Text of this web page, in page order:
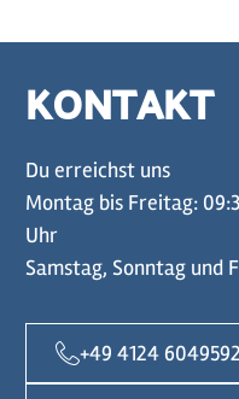
KONTAKT
Du erreichst uns
Montag bis Freitag:
Uhr
Samstag, Sonntag und
+49 4124 6049592